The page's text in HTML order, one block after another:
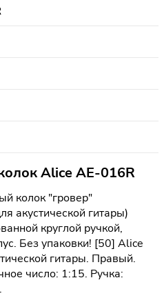
Alice AE-016R
колок "гровер"
акустической гитары)
круглой ручкой,
Без упаковки! [50] Alice
гитары. Правый.
число: 1:15. Ручка: